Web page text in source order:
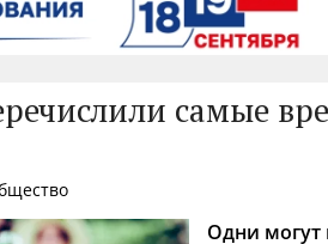
самые
Одни могут